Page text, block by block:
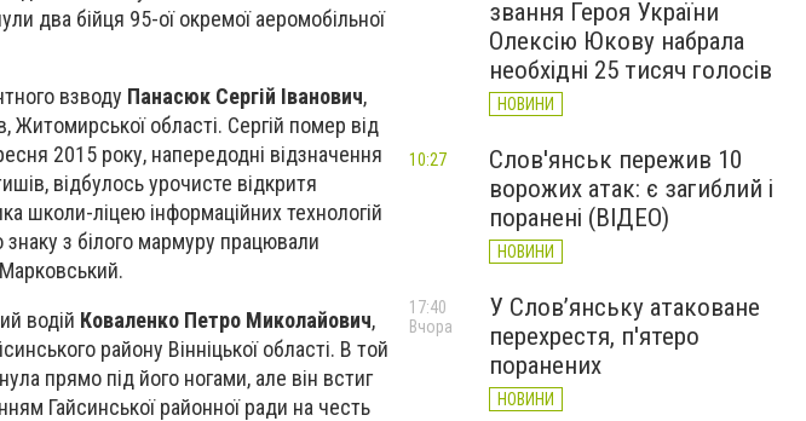
два бійця 95-ої окремої аеромобільної
взводу Панасюк Сергій Іванович,
області. Сергій помер від
2015 року, напередодні відзначення
відбулось урочисте відкритя
школи-ліцею інформаційних технологій
з білого мармуру працювали
водій Коваленко Петро Миколайович,
району Вінніцької області. В той
прямо під його ногами, але він встиг
Гайсинської районної ради на честь
звання Героя України
Олексію Юкову набрала
необхідні 25 тисяч голосів
НОВИНИ
Слов'янськ пережив 10
ворожих атак: є загиблий і
поранені (ВІДЕО)
НОВИНИ
10:27
У Слов’янську атаковане
перехрестя, п'ятеро
поранених
НОВИНИ
17:40
Вчора